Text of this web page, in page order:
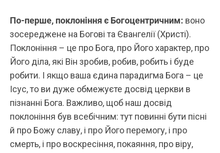
По-перше, поклоніння є Богоцентричним: воно
зосереджене на Богові та Євангелії (Христі).
Поклоніння – це про Бога, про Його характер, про
Його діла, які Він зробив, робив, робить і буде
робити. І якщо ваша єдина парадигма Бога – це
Ісус, то ви дуже обмежуєте досвід церкви в
пізнанні Бога. Важливо, щоб наш досвід
поклоніння був всебічним: тут повинні бути пісні
й про Божу славу, і про Його перемогу, і про
смерть, і про воскресіння, покаяння, про віру,